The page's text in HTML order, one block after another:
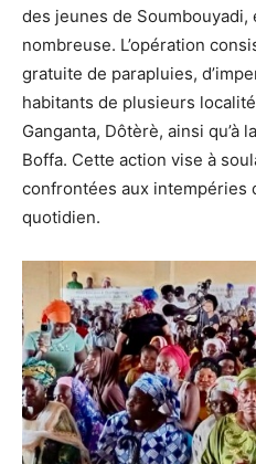
des jeunes de Soumbouyadi,
nombreuse. L’opération
gratuite de parapluies,
habitants de plusieurs
Ganganta, Dôtèrè, ainsi qu’à
Boffa. Cette action vise à
confrontées aux intempéries
quotidien.